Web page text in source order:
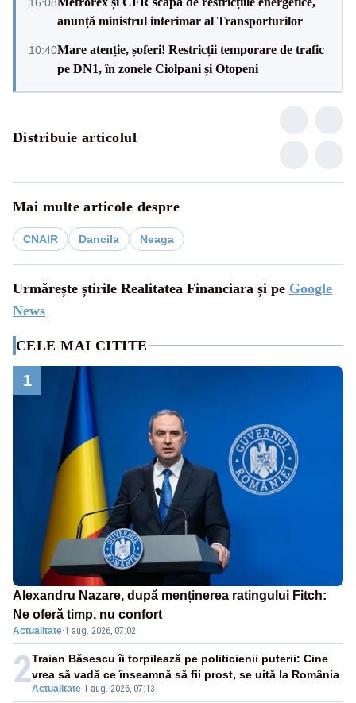
anunță ministrul interimar al Transporturilor
10:40Mare atenție, șoferi! Restricții temporare de trafic
pe DN1, în zonele Ciolpani și Otopeni
Distribuie articolul
Mai multe articole despre
CNAIR Dancila Neaga
Urmărește știrile Realitatea Financiara și pe Google
News
CELE MAI CITITE
1
Alexandru Nazare, după menținerea ratingului Fitch:
Ne oferă timp, nu confort
Actualitate·1 aug. 2026, 07:02
2Actualitate-1 aug. 2026, 07:13
Traian Băsescu îi torpilează pe politicienii puterii: Cine
vrea să vadă ce înseamnă să fii prost, se uită la România